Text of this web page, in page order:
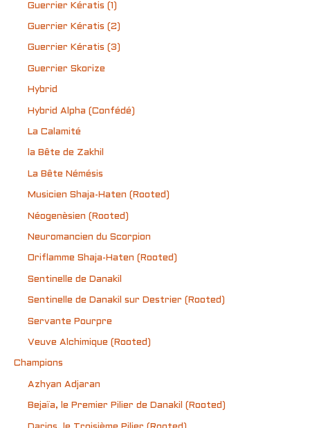
Guerrier Kératis (1)
Guerrier Kératis (2)
Guerrier Kératis (3)
Guerrier Skorize
Hybrid
Hybrid Alpha (Confédé)
La Calamité
la Bête de Zakhil
La Bête Némésis
Musicien Shaja-Haten (Rooted)
Néogenèsien (Rooted)
Neuromancien du Scorpion
Oriflamme Shaja-Haten (Rooted)
Sentinelle de Danakil
Sentinelle de Danakil sur Destrier (Rooted)
Servante Pourpre
Veuve Alchimique (Rooted)
Champions
Azhyan Adjaran
Bejaïa, le Premier Pilier de Danakil (Rooted)